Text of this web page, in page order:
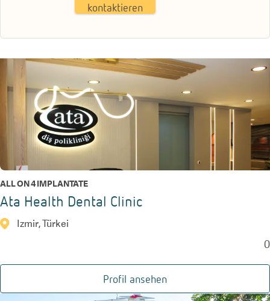
kontaktieren
ALL ON 4 IMPLANTATE
Ata Health Dental Clinic
Izmir, Türkei
0
Profil ansehen